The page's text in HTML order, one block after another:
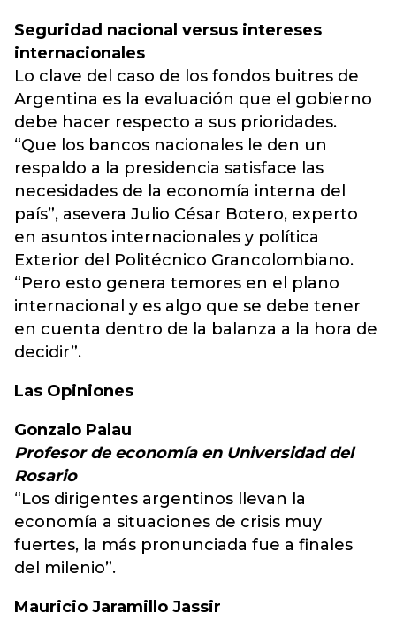
Seguridad nacional versus intereses
internacionales
Lo clave del caso de los fondos buitres de
Argentina es la evaluación que el gobierno
debe hacer respecto a sus prioridades.
“Que los bancos nacionales le den un
respaldo a la presidencia satisface las
necesidades de la economía interna del
país”, asevera Julio César Botero, experto
en asuntos internacionales y política
Exterior del Politécnico Grancolombiano.
“Pero esto genera temores en el plano
internacional y es algo que se debe tener
en cuenta dentro de la balanza a la hora de
decidir”.
Las Opiniones
Gonzalo Palau
Profesor de economía en Universidad del
Rosario
“Los dirigentes argentinos llevan la
economía a situaciones de crisis muy
fuertes, la más pronunciada fue a finales
del milenio”.
Mauricio Jaramillo Jassir